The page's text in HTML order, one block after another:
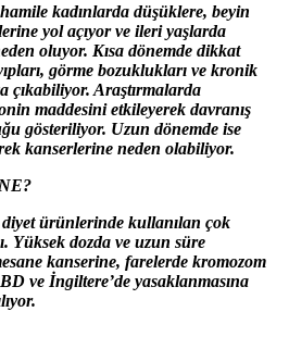
hamile kadınlarda düşüklere, beyin
yol açıyor ve ileri yaşlarda
oluyor. Kısa dönemde dikkat
görme bozuklukları ve kronik
çıkabiliyor. Araştırmalarda
maddesini etkileyerek davranış
gösteriliyor. Uzun dönemde ise
kanserlerine neden olabiliyor.
ürünlerinde kullanılan çok
Yüksek dozda ve uzun süre
kanserine, farelerde kromozom
ve İngiltere’de yasaklanmasına